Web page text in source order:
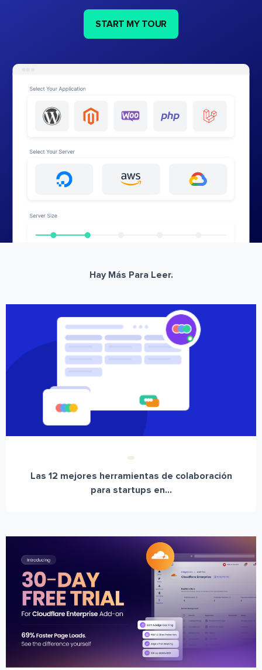
START MY TOUR
Hay Más Para Leer.
Las 12 mejores herramientas de colaboración
para startups en...